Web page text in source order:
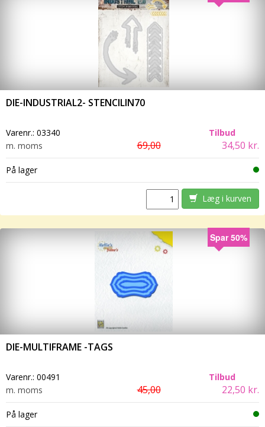
DIE-INDUSTRIAL2- STENCILIN70
Varenr.: 03340
Tilbud
m. moms
69,00 34,50 kr.
På lager
Læg i kurven
Spar 50%
DIE-MULTIFRAME -TAGS
Varenr.: 00491
Tilbud
m. moms
45,00 22,50 kr.
På lager